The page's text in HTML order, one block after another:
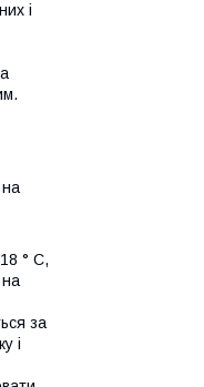
і
° C,
на
за
і